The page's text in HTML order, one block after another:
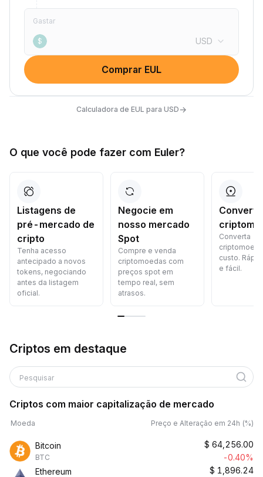
Gastar
$ USD
Comprar EUL
Calculadora de EUL para USD→
O que você pode fazer com Euler?
Listagens de
pré-mercado de
cripto
Tenha acesso
antecipado a novos
tokens, negociando
antes da listagem
oficial.
Negocie em
nosso mercado
Spot
Compre e venda
criptomoedas com
preços spot em
tempo real, sem
atrasos.
Converta
custo.
e fácil.
Criptos em destaque
Pesquisar
Criptos com maior capitalização de mercado
Moeda Preço e Alteração em 24h (%)
Bitcoin
BTC
$ 64,256.00
-0.40%
Ethereum
$ 1,896.24